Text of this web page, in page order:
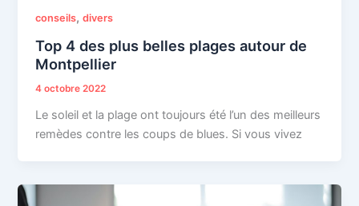
conseils,divers
Top 4 des plus belles plages autour de
Montpellier
4 octobre 2022
Le soleil et la plage ont toujours été l’un des meilleurs
remèdes contre les coups de blues. Si vous vivez